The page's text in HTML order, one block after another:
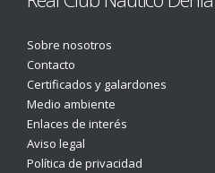
Sobre nosotros
Contacto
Certificados y galardones
Medio ambiente
Enlaces de interés
Aviso legal
Política de privacidad